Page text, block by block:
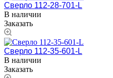
Сверло 112-28-701-L
В наличии
Заказать
Сверло 112-35-601-L
В наличии
Заказать